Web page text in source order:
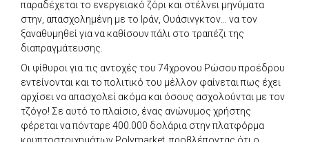
παραδέχεται το ενεργειακό ζόρι και στέλνει μηνύματα
στην, απασχολημένη με το Ιράν, Ουάσινγκτον… να τον
ξαναθυμηθεί για να καθίσουν πάλι στο τραπέζι της
διαπραγμάτευσης.
Οι ψίθυροι για τις αντοχές του 74χρονου Ρώσου προέδρου
εντείνονται και το πολιτικό του μέλλον φαίνεται πως έχει
αρχίσει να απασχολεί ακόμα και όσους ασχολούνται με τον
τζόγο! Σε αυτό το πλαίσιο, ένας ανώνυμος χρήστης
φέρεται να πόνταρε 400.000 δολάρια στην πλατφόρμα
κρυπτοστοιχημάτων Polymarket, προβλέποντας ότι ο